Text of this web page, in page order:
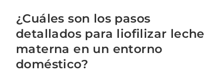
¿Cuáles son los pasos
detallados para liofilizar leche
materna en un entorno
doméstico?